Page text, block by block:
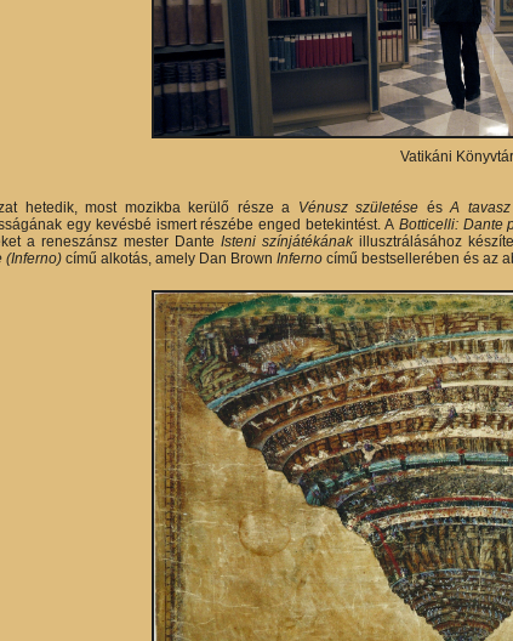
Vatikáni Könyvtár
hetedik, most mozikba kerülő része a Vénusz születése ésA
egy kevésbé ismert részébe enged betekintést. ABotticelli: Dante
a reneszánsz mester Dante Isteni színjátékánakillusztrálásához
(Inferno) című alkotás, amely Dan Brown Inferno című bestsellerében és az